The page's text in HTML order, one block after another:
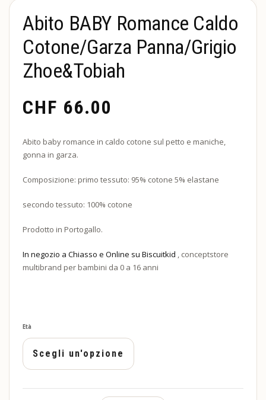
Abito BABY Romance Caldo
Cotone/Garza Panna/Grigio
Zhoe&Tobiah
CHF 66.00
Abito baby romance in caldo cotone sul petto e maniche,
gonna in garza.
Composizione: primo tessuto: 95% cotone 5% elastane
secondo tessuto: 100% cotone
Prodotto in Portogallo.
In negozio a Chiasso e Online su Biscuitkid , conceptstore
multibrand per bambini da 0 a 16 anni
Età